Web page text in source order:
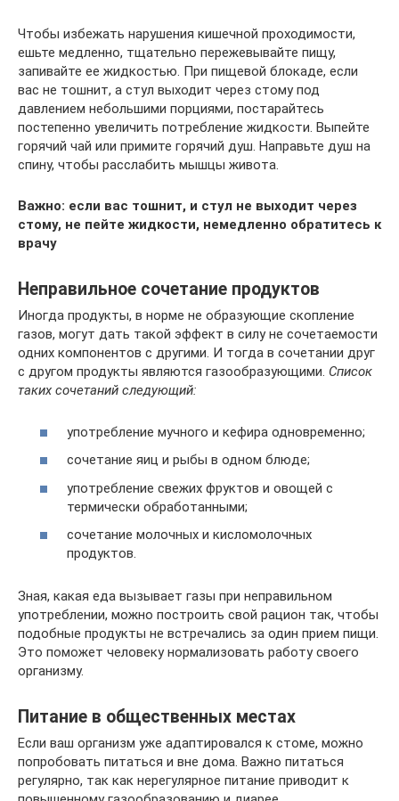
Чтобы избежать нарушения кишечной проходимости,
ешьте медленно, тщательно пережевывайте пищу,
запивайте ее жидкостью. При пищевой блокаде, если
вас не тошнит, а стул выходит через стому под
давлением небольшими порциями, постарайтесь
постепенно увеличить потребление жидкости. Выпейте
горячий чай или примите горячий душ. Направьте душ на
спину, чтобы расслабить мышцы живота.
Важно: если вас тошнит, и стул не выходит через
стому, не пейте жидкости, немедленно обратитесь к
врачу
Неправильное сочетание продуктов
Иногда продукты, в норме не образующие скопление
газов, могут дать такой эффект в силу не сочетаемости
одних компонентов с другими. И тогда в сочетании друг
с другом продукты являются газообразующими. Список
таких сочетаний следующий:
употребление мучного и кефира одновременно;
сочетание яиц и рыбы в одном блюде;
употребление свежих фруктов и овощей с
термически обработанными;
сочетание молочных и кисломолочных
продуктов.
Зная, какая еда вызывает газы при неправильном
употреблении, можно построить свой рацион так, чтобы
подобные продукты не встречались за один прием пищи.
Это поможет человеку нормализовать работу своего
организму.
Питание в общественных местах
Если ваш организм уже адаптировался к стоме, можно
попробовать питаться и вне дома. Важно питаться
регулярно, так как нерегулярное питание приводит к